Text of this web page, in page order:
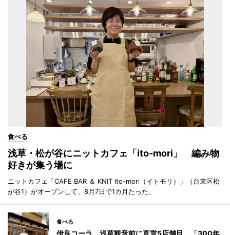
食べる
浅草・松が谷にニットカフェ「ito-mori」 編み物
好きが集う場に
ニットカフェ「CAFE BAR ＆ KNIT ito-mori（イトモリ）」（台東区松
が谷1）がオープンして、8月7日で1カ月たった。
食べる
伊良コーラ、浅草観音前に直営5店舗目 「300年